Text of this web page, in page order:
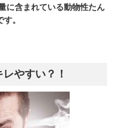
に含まれている動物性たん
。
やすい？！